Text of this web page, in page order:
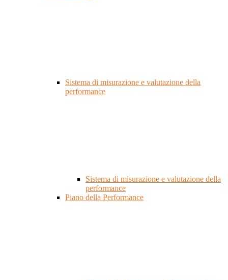
Sistema di misurazione e valutazione della
performance
Sistema di misurazione e valutazione della
performance
Piano della Performance